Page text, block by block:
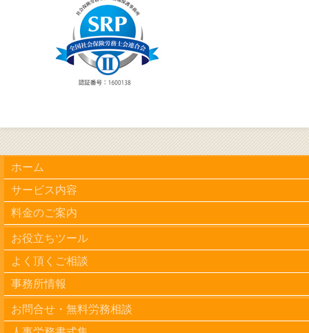
ホーム
サービス内容
料金のご案内
お役立ちツール
よく頂くご相談
事務所情報
お問合せ・無料労務相談